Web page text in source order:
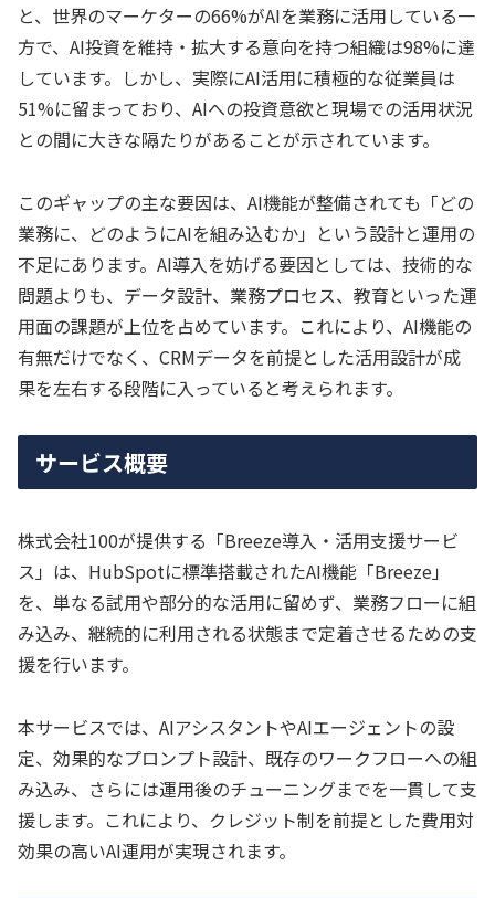
と、世界のマーケターの66%がAIを業務に活用している一
方で、AI投資を維持・拡大する意向を持つ組織は98%に達
しています。しかし、実際にAI活用に積極的な従業員は
51%に留まっており、AIへの投資意欲と現場での活用状況
との間に大きな隔たりがあることが示されています。
このギャップの主な要因は、AI機能が整備されても「どの
業務に、どのようにAIを組み込むか」という設計と運用の
不足にあります。AI導入を妨げる要因としては、技術的な
問題よりも、データ設計、業務プロセス、教育といった運
用面の課題が上位を占めています。これにより、AI機能の
有無だけでなく、CRMデータを前提とした活用設計が成
果を左右する段階に入っていると考えられます。
サービス概要
株式会社100が提供する「Breeze導入・活用支援サービ
ス」は、HubSpotに標準搭載されたAI機能「Breeze」
を、単なる試用や部分的な活用に留めず、業務フローに組
み込み、継続的に利用される状態まで定着させるための支
援を行います。
本サービスでは、AIアシスタントやAIエージェントの設
定、効果的なプロンプト設計、既存のワークフローへの組
み込み、さらには運用後のチューニングまでを一貫して支
援します。これにより、クレジット制を前提とした費用対
効果の高いAI運用が実現されます。